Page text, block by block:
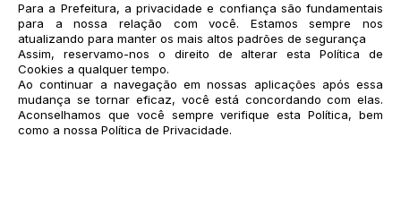
Para a Prefeitura, a privacidade e confiança são fundamentais
para a nossa relação com você. Estamos sempre nos
atualizando para manter os mais altos padrões de segurança
Assim, reservamo-nos o direito de alterar esta Política de
Cookies a qualquer tempo.
Ao continuar a navegação em nossas aplicações após essa
mudança se tornar eficaz, você está concordando com elas.
Aconselhamos que você sempre verifique esta Política, bem
como a nossa Política de Privacidade.